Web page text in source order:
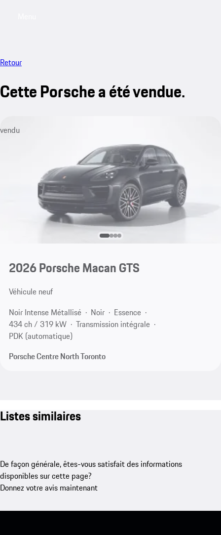
Retour
Cette Porsche a été vendue.
vendu
2026 Porsche Macan GTS
Véhicule neuf
Noir Intense Métallisé
Noir
Essence
434 ch / 319 kW
Transmission intégrale
PDK (automatique)
Porsche Centre North Toronto
Listes similaires
De façon générale, êtes-vous satisfait des informations
disponibles sur cette page?
Donnez votre avis maintenant